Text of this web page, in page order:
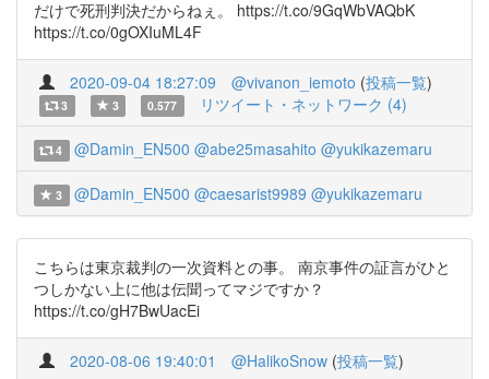
だけで死刑判決だからねぇ。 https://t.co/9GqWbVAQbK
https://t.co/0gOXIuML4F
2020-09-04 18:27:09 @vivanon_iemoto (投稿一覧)
3 3 0.577 リツイート・ネットワーク (4)
4 @Damin_EN500 @abe25masahito @yukikazemaru
3 @Damin_EN500 @caesarist9989 @yukikazemaru
こちらは東京裁判の一次資料との事。 南京事件の証言がひと
つしかない上に他は伝聞ってマジですか？
https://t.co/gH7BwUacEi
2020-08-06 19:40:01 @HalikoSnow (投稿一覧)